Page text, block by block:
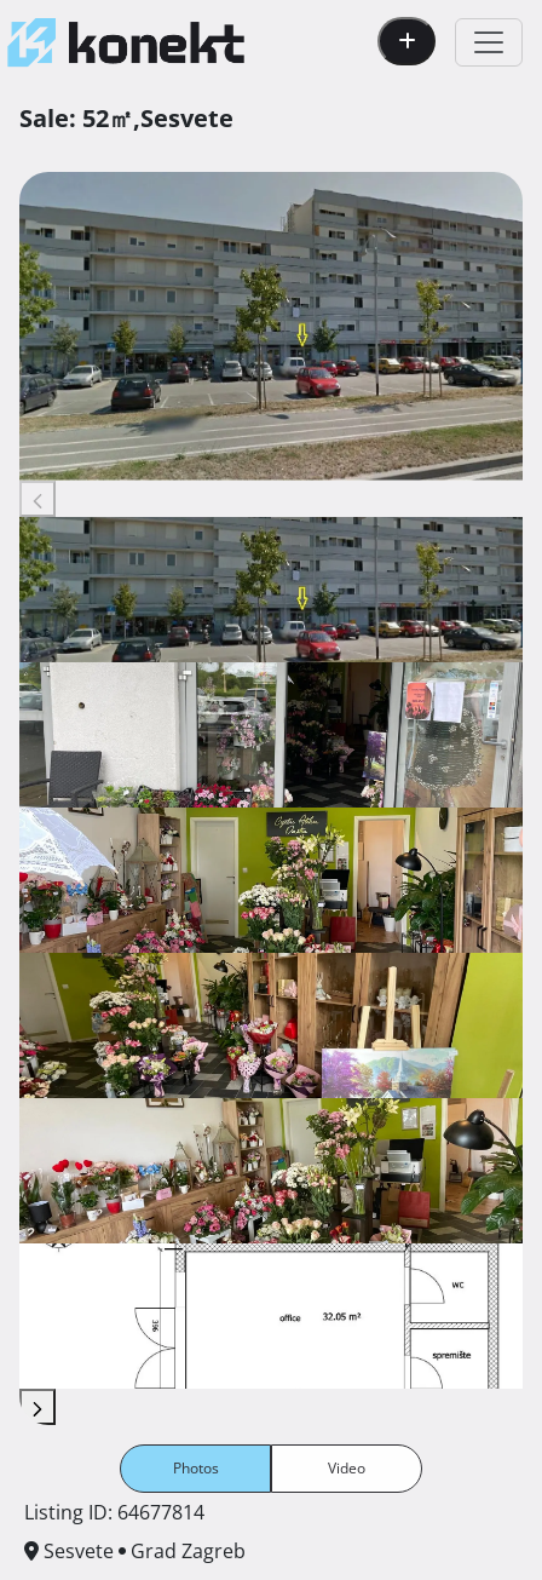
Sale: 52㎡,Sesvete
Photos Video
Listing ID: 64677814
Sesvete
Grad Zagreb